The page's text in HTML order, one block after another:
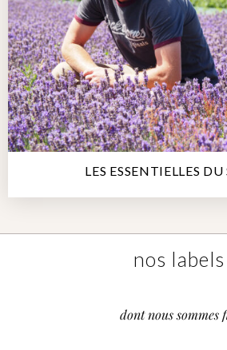
LES ESSENTIELLES
nos labels
dont nous sommes